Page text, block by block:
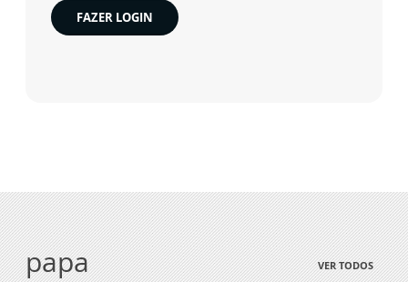
FAZER LOGIN
papa VER TODOS